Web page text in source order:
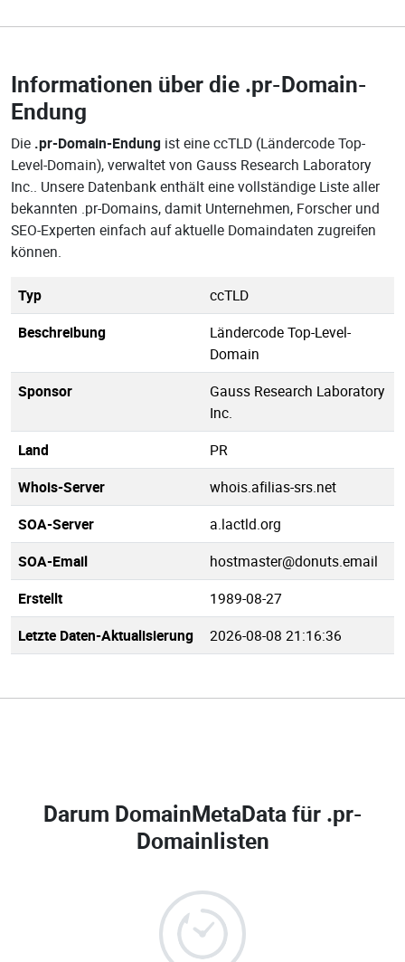
Informationen über die .pr-Domain-
Endung
Die .pr-Domain-Endung ist eine ccTLD (Ländercode Top-
Level-Domain), verwaltet von Gauss Research Laboratory
Inc.. Unsere Datenbank enthält eine vollständige Liste aller
bekannten .pr-Domains, damit Unternehmen, Forscher und
SEO-Experten einfach auf aktuelle Domaindaten zugreifen
können.
Typ
ccTLD
Beschreibung
Ländercode Top-Level-
Domain
Sponsor
Gauss Research Laboratory
Inc.
Land
PR
Whois-Server
whois.afilias-srs.net
SOA-Server
a.lactld.org
SOA-Email
hostmaster@donuts.email
Erstellt
1989-08-27
Letzte Daten-Aktualisierung
2026-08-08 21:16:36
Darum DomainMetaData für .pr-
Domainlisten